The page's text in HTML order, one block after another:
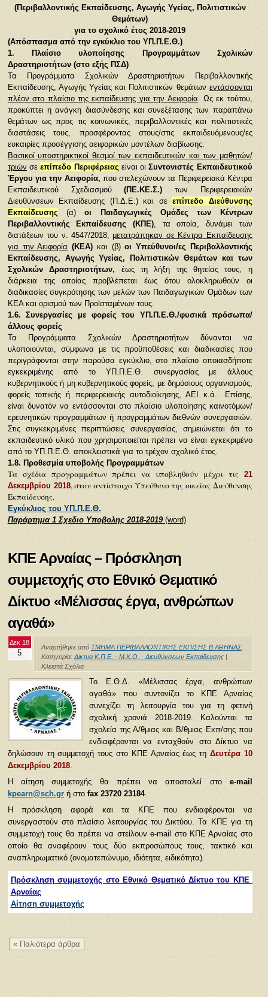
(Περιβαλλοντικής Εκπαίδευσης, Αγωγής Υγείας, Πολιτιστικών
Θεμάτων)
για το σχολικό έτος 2018-2019
(Απόσπασμα από την εγκύκλιο του ΥΠ.Π.Ε.Θ.)
1. Πλαίσιο υλοποίησης Προγραμμάτων Σχολικών
Δραστηριοτήτων (στο εξής ΠΣΔ)
Τα Προγράμματα Σχολικών Δραστηριοτήτων Περιβαλλοντικής
Εκπαίδευσης, Αγωγής Υγείας και Πολιτιστικών θεμάτων εντάσσονται
πλέον στο πλαίσιο της εκπαίδευσης για την Αειφορία. Ως εκ τούτου,
προκύπτει η ανάγκη διασύνδεσης και συνεξέτασης των παραπάνω
θεμάτων ως προς τις κοινωνικές, περιβαλλοντικές και πολιτιστικές
διαστάσεις τους, προσφέροντας στους/στις εκπαιδευόμενους/ες
ευκαιρίες προσέγγισης αειφορικών μοντέλων διαβίωσης.
Βασικοί υποστηρικτικοί θεσμοί των εκπαιδευτικών και των μαθητών/
τριών σεεπίπεδο Περιφέρειας είναι οιΣυντονιστές Εκπαιδευτικού
Έργου για την Αειφορία, που στελεχώνουν τα Περιφερειακά Κέντρα
Εκπαιδευτικού Σχεδιασμού(ΠΕ.ΚΕ.Σ.) των Περιφερειακών
Διευθύνσεων Εκπαίδευσης (Π.Δ.Ε.) και σεεπίπεδο Διεύθυνσης
Εκπαίδευσης (α)οι Παιδαγωγικές Ομάδες των Κέντρων
Περιβαλλοντικής Εκπαίδευσης (ΚΠΕ), τα οποία, δυνάμει των
διατάξεων του ν. 4547/2018,μετατράπηκαν σε Κέντρα Εκπαίδευσης
για την Αειφορία (ΚΕΑ) και (β)οι Υπεύθυνοι/ες Περιβαλλοντικής
Εκπαίδευσης, Αγωγής Υγείας, Πολιτιστικών Θεμάτων και των
Σχολικών Δραστηριοτήτων, έως τη λήξη της θητείας τους, η
διάρκεια της οποίας προβλέπεται έως ότου ολοκληρωθούν οι
διαδικασίες συγκρότησης των μελών των Παιδαγωγικών Ομάδων των
ΚΕΑ και ορισμού των Προϊσταμένων τους.
1.6. Συνεργασίες με φορείς του ΥΠ.Π.Ε.Θ./φυσικά πρόσωπα/
άλλους φορείς
Τα Προγράμματα Σχολικών Δραστηριοτήτων δύνανται να
υλοποιούνται, σύμφωνα με τις προϋποθέσεις και διαδικασίες που
περιγράφονται στην παρούσα εγκύκλιο, στο πλαίσιο οποιασδήποτε
εγκεκριμένης από το ΥΠ.Π.Ε.Θ. συνεργασίας με άλλους
κυβερνητικούς ή μη κυβερνητικούς φορείς, με δημόσιους οργανισμούς,
φορείς τοπικής ή περιφερειακής αυτοδιοίκησης, ΑΕΙ κ.ά.. Επίσης,
είναι δυνατόν να εντάσσονται στο πλαίσιο υλοποίησης καινοτόμων/
ερευνητικών προγραμμάτων ή προγραμμάτων διεθνών συνεργασιών.
Στις συγκεκριμένες περιπτώσεις συνεργασίας, σημειώνεται ότι το
εκπαιδευτικό υλικό που χρησιμοποιείται πρέπει να είναι εγκεκριμένο
από το ΥΠ.Π.Ε.Θ. αποκλειστικά για το τρέχον σχολικό έτος.
1.8. Προθεσμία υποβολής Προγραμμάτων
Τα σχέδια προγραμμάτων πρέπει να υποβληθούν μέχρι τις
21
Δεκεμβρίου 2018, στον αντίστοιχο Υπεύθυνο της οικείας Διεύθυνσης
Εκπαίδευσης.
Εγκύκλιος του ΥΠ.Π.Ε.Θ.
Παράρτημα 1 Σχεδιο Υποβολης 2018-2019(word)
ΚΠΕ Αρναίας – Πρόσκληση
συμμετοχής στο Εθνικό Θεματικό
Δίκτυο «Μέλισσας έργα, ανθρώπων
αγαθά»
Δεκ 18
5
Αναρτήθηκε από ΤΜΗΜΑ ΠΕΡΙΒΑΛΛΟΝΤΙΚΗΣ ΕΚΠ/ΣΗΣ Β ΑΘΗΝΑΣ.
Κατηγορία: Δίκτυα Κ.Π.Ε. - Μ.Κ.Ο. - Διευθύνσεων Εκπαίδευσης|
Κλειστά Σχόλια
Το Ε.Θ.Δ. «Μέλισσας έργα, ανθρώπων
αγαθά» που συντονίζει το ΚΠΕ Αρναίας
συνεχίζει τη λειτουργία του για τη φετινή
σχολική χρονιά 2018-2019. Καλούνται τα
σχολεία της Α/θμιας και Β/θμιας Εκπ/σης που
ενδιαφέρονται να ενταχθούν στο Δίκτυο να
δηλώσουν τη συμμετοχή τους στο ΚΠΕ Αρναίας έως τη Δευτέρα 10
Δεκεμβρίου 2018.
Η αίτηση συμμετοχής θα πρέπει να αποσταλεί στο e-mail
kpearn@sch.grή στο fax 23720 23184.
Η πρόσκληση αφορά και τα ΚΠΕ που ενδιαφέρονται να
συνεργαστούν στο πλαίσιο λειτουργίας του Δικτύου. Τα ΚΠΕ για τη
συμμετοχή τους θα πρέπει να στείλουν e-mail στο ΚΠΕ Αρναίας στο
οποίο θα αναφέρουν τους δύο εκπροσώπους τους, τακτικό και
αναπληρωματικό (ονοματεπώνυμο, ιδιότητα, ειδικότητα).
Πρόσκληση συμμετοχής στο Εθνικό Θεματικό Δίκτυο του ΚΠΕ
Αρναίας
Αίτηση συμμετοχής
« Παλιότερα άρθρα